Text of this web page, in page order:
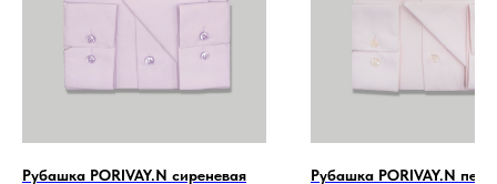
Рубашка PORIVAY.N сиреневая Рубашка PORIVAY.N